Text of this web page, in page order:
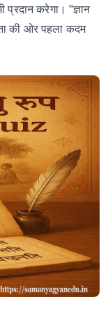
प्रदान करेगा। "ज्ञान
की ओर पहला कदम